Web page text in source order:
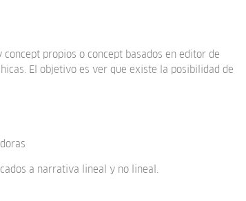
propios o concept basados en editor de
El objetivo es ver que existe la posibilidad de
a narrativa lineal y no lineal.